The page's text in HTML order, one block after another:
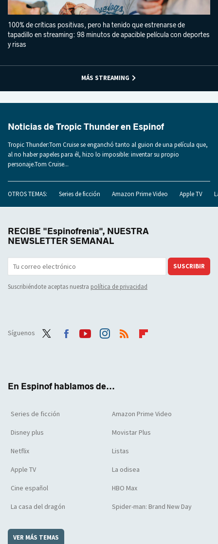
100% de críticas positivas, pero ha tenido que estrenarse de
tapadillo en streaming: 98 minutos de apacible película con deportes
y risas
MÁS STREAMING
Noticias de Tropic Thunder en Espinof
Tropic Thunder:Tom Cruise se enganchó tanto al guion de una película que,
al no haber papeles para él, hizo lo imposible: inventar su propio
personaje.Tom Cruise...
OTROS TEMAS: Series de ficción Amazon Prime Video Apple TV
RECIBE "Espinofrenia", NUESTRA
NEWSLETTER SEMANAL
SUSCRIBIR
Suscribiéndote aceptas nuestra política de privacidad
Síguenos
En Espinof hablamos de...
Series de ficción Amazon Prime Video
Disney plus Movistar Plus
Netflix Listas
Apple TV La odisea
Cine español HBO Max
La casa del dragón Spider-man: Brand New Day
VER MÁS TEMAS